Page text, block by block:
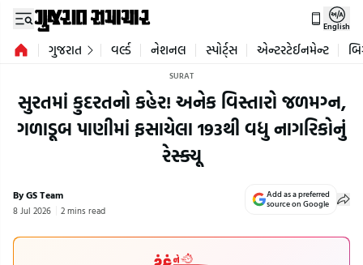
English
ગુજરાત વર્લ્ડ નેશનલ સ્પોર્ટ્સ એન્ટરટેઈનમેન્ટ
SURAT
સુરતમાં કુદરતનો કહેર! અનેક વિસ્તારો જળમગ્ન,
ગળાડૂબ પાણીમાં ફસાયેલા 193થી વધુ નાગરિકોનું
રેસ્ક્યૂ
By GS Team
8 Jul 2026 2 mins read
Add as a preferred
source on Google